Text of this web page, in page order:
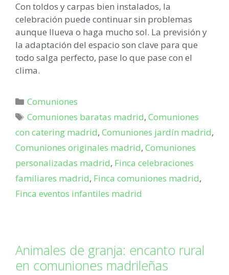
Con toldos y carpas bien instalados, la
celebración puede continuar sin problemas
aunque llueva o haga mucho sol. La previsión y
la adaptación del espacio son clave para que
todo salga perfecto, pase lo que pase con el
clima.
Comuniones
Comuniones baratas madrid,Comuniones
con catering madrid, Comuniones jardín madrid,
Comuniones originales madrid, Comuniones
personalizadas madrid, Finca celebraciones
familiares madrid, Finca comuniones madrid,
Finca eventos infantiles madrid
Animales de granja: encanto rural
en comuniones madrileñas